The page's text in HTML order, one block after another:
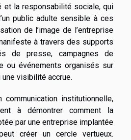
et la responsabilité sociale, qui
public adulte sensible à ces
de l’image de l’entreprise
à travers des supports
de presse, campagnes de
ou événements organisés sur
visibilité accrue.
communication institutionnelle,
à démontrer comment la
par une entreprise implantée
créer un cercle vertueux.